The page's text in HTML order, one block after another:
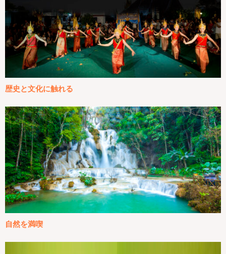
歴史と文化に触れる
自然を満喫